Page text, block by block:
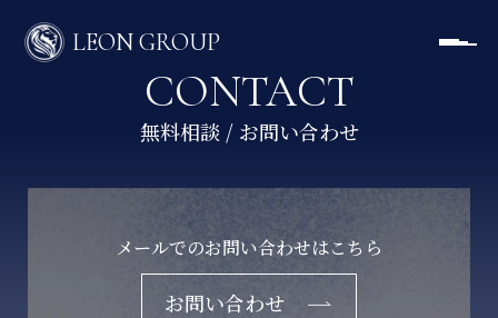
LEON GROUP
CONTACT
メールでのお問い合わせはこちら
お問い合わせ